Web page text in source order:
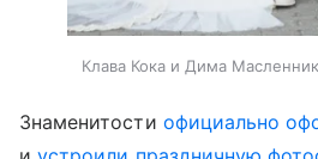
Клава Кока и Дима
Знаменитости официально